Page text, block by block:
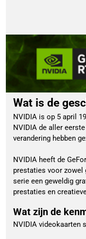
Wat is de
NVIDIA is op 5 april
NVIDIA de aller
verandering hebben
NVIDIA heeft de
prestaties voor zowel
serie een geweldig
prestaties en
Wat zijn de
NVIDIA videokaarten